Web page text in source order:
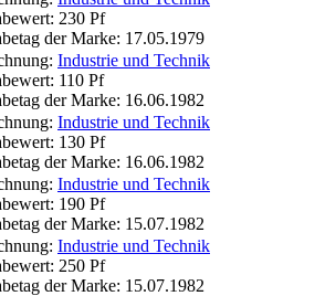
230 Pf
der Marke: 17.05.1979
Industrie und Technik
110 Pf
der Marke: 16.06.1982
Industrie und Technik
130 Pf
der Marke: 16.06.1982
Industrie und Technik
190 Pf
der Marke: 15.07.1982
Industrie und Technik
250 Pf
der Marke: 15.07.1982